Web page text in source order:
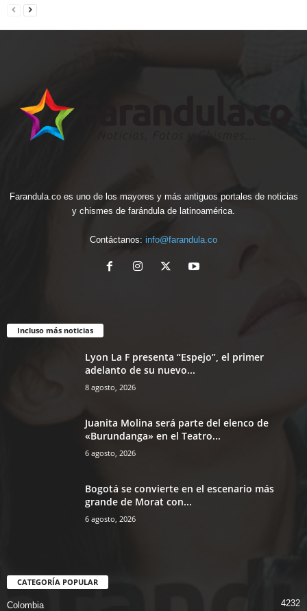
Farandula.co es uno de los mayores y más antiguos portales de noticias
y chismes de farándula de latinoamérica.
Contáctanos: info@farandula.co
Incluso más noticias
Lyon La F presenta “Espejo”, el primer
adelanto de su nuevo...
8 agosto, 2026
Juanita Molina será parte del elenco de
«Burundanga» en el Teatro...
6 agosto, 2026
Bogotá se convierte en el escenario más
grande de Morat con...
6 agosto, 2026
CATEGORÍA POPULAR
Colombia 4232